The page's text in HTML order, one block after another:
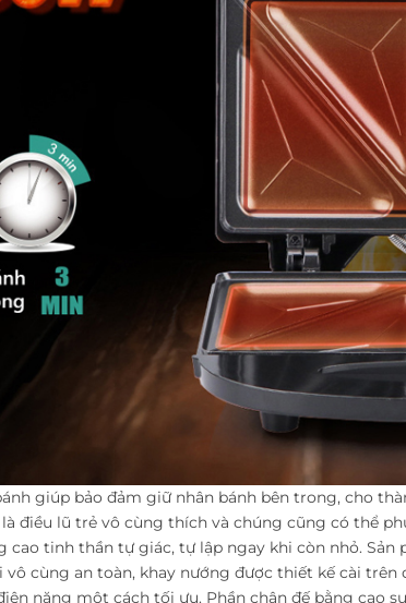
giúp bảo đảm giữ nhân bánh bên trong, cho
điều lũ trẻ vô cùng thích và chúng cũng có thể
cao tinh thần tự giác, tự lập ngay khi còn nhỏ.
vô cùng an toàn, khay nướng được thiết kế cài
năng một cách tối ưu. Phần chân đế bằng cao